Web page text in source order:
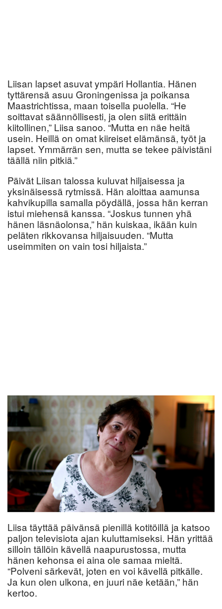
Liisan lapset asuvat ympäri Hollantia. Hänen
tyttärensä asuu Groningenissa ja poikansa
Maastrichtissa, maan toisella puolella. “He
soittavat säännöllisesti, ja olen siitä erittäin
kiitollinen,” Liisa sanoo. “Mutta en näe heitä
usein. Heillä on omat kiireiset elämänsä, työt ja
lapset. Ymmärrän sen, mutta se tekee päivistäni
täällä niin pitkiä.”
Päivät Liisan talossa kuluvat hiljaisessa ja
yksinäisessä rytmissä. Hän aloittaa aamunsa
kahvikupilla samalla pöydällä, jossa hän kerran
istui miehensä kanssa. “Joskus tunnen yhä
hänen läsnäolonsa,” hän kuiskaa, ikään kuin
peläten rikkovansa hiljaisuuden. “Mutta
useimmiten on vain tosi hiljaista.”
Liisa täyttää päivänsä pienillä kotitöillä ja katsoo
paljon televisiota ajan kuluttamiseksi. Hän yrittää
silloin tällöin kävellä naapurustossa, mutta
hänen kehonsa ei aina ole samaa mieltä.
“Polveni särkevät, joten en voi kävellä pitkälle.
Ja kun olen ulkona, en juuri näe ketään,” hän
kertoo.